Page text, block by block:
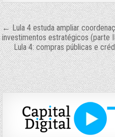
Navegação
de
Post
← Lula 4 estuda ampliar
investimentos estratégicos (parte
Lula 4: compras públicas e